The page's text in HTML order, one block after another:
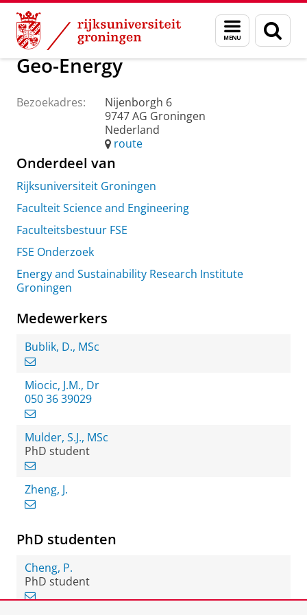
Skip
Content
Skip
Navigation
Menu
en
zoeken
Over ons Praktische zaken Waar vindt u ons
Geo-Energy
Bezoekadres:
Nijenborgh 6
9747 AG Groningen
Nederland
route
Onderdeel van
Rijksuniversiteit Groningen
Faculteit Science and Engineering
Faculteitsbestuur FSE
FSE Onderzoek
Energy and Sustainability Research Institute
Groningen
Medewerkers
Bublik, D., MSc
Miocic, J.M., Dr
050 36 39029
Mulder, S.J., MSc
PhD student
Zheng, J.
PhD studenten
Cheng, P.
PhD student